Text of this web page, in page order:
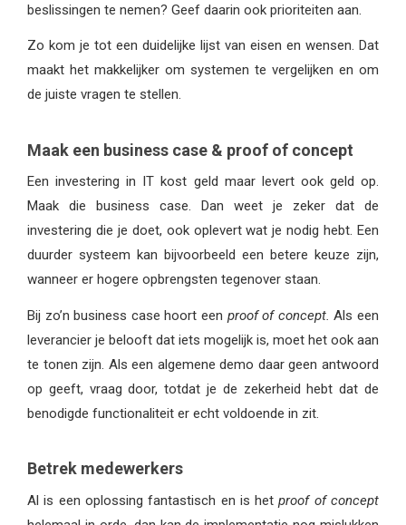
beslissingen te nemen? Geef daarin ook prioriteiten aan.
Zo kom je tot een duidelijke lijst van eisen en wensen. Dat
maakt het makkelijker om systemen te vergelijken en om
de juiste vragen te stellen.
Maak een business case & proof of concept
Een investering in IT kost geld maar levert ook geld op.
Maak die business case. Dan weet je zeker dat de
investering die je doet, ook oplevert wat je nodig hebt. Een
duurder systeem kan bijvoorbeeld een betere keuze zijn,
wanneer er hogere opbrengsten tegenover staan.
Bij zo’n business case hoort een proof of concept. Als een
leverancier je belooft dat iets mogelijk is, moet het ook aan
te tonen zijn. Als een algemene demo daar geen antwoord
op geeft, vraag door, totdat je de zekerheid hebt dat de
benodigde functionaliteit er echt voldoende in zit.
Betrek medewerkers
Al is een oplossing fantastisch en is hetproof of concept